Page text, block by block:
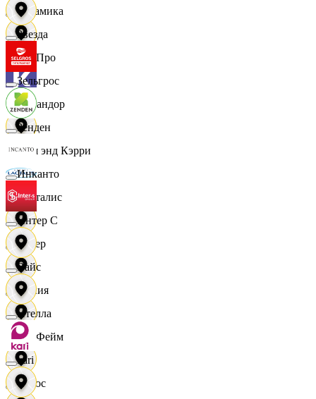
Керамика
КитПро
Командор
Кэш энд Кэрри
Лакталис
Левер
Линия
ЛисФейм
Логос
Звезда
Зельгрос
Зенден
Инканто
Интер С
Вайс
Ителла
kari